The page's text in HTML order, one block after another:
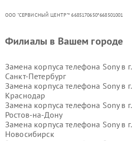
ООО "СЕРВИСНЫЙ ЦЕНТР"* 6685170650*668501001
Филиалы в Вашем городе
Замена корпуса телефона Sony в г.
Санкт-Петербург
Замена корпуса телефона Sony в г.
Краснодар
Замена корпуса телефона Sony в г.
Ростов-на-Дону
Замена корпуса телефона Sony в г.
Новосибирск